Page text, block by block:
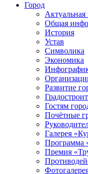
Город
Общая
История
Устав
Символика
Экономика
Развитие
Гостям
Почётные
Галерея
Программа
Премия